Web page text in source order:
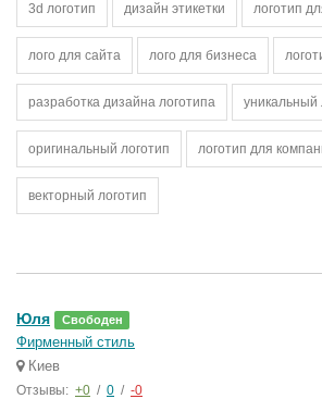
3d логотип дизайн этикетки логотип
лого для сайта лого для бизнеса
разработка дизайна логотипа уникальный
оригинальный логотип логотип для
векторный логотип
Юля Свободен
Фирменный стиль
Киев
Отзывы: +0 / 0 / -0